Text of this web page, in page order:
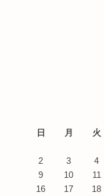
日
月 火
2
3 4
9
10 11
16
17 18